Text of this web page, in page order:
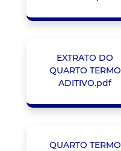
EXTRATO DO
QUARTO TERMO
ADITIVO.pdf
QUARTO TERMO